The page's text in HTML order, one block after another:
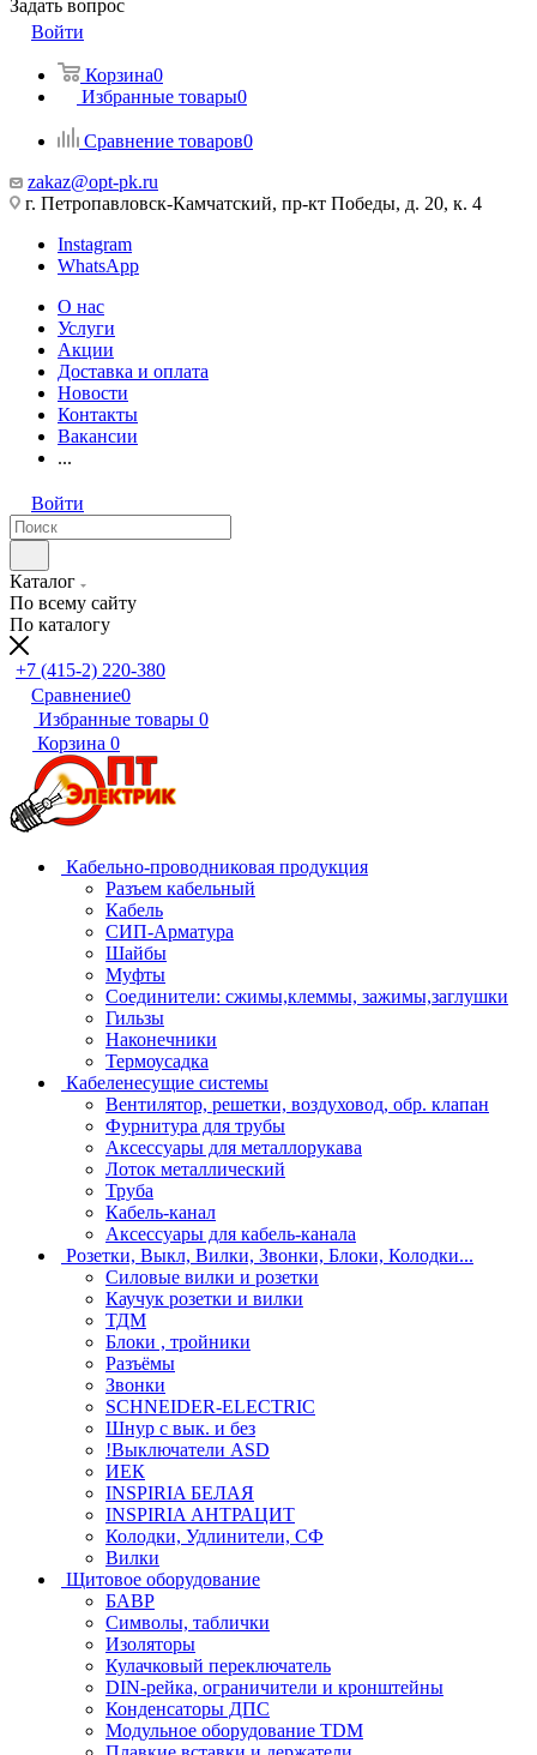
Задать вопрос
Войти
Корзина0
Избранные товары0
Сравнение товаров0
zakaz@opt-pk.ru
г. Петропавловск-Камчатский, пр-кт Победы, д. 20, к. 4
Instagram
WhatsApp
О нас
Услуги
Акции
Доставка и оплата
Новости
Контакты
Вакансии
...
Войти
Каталог
По всему сайту
По каталогу
+7 (415-2) 220-380
Сравнение0
Избранные товары 0
Корзина 0
Кабельно-проводниковая продукция
Разъем кабельный
Кабель
СИП-Арматура
Шайбы
Муфты
Соединители: сжимы,клеммы, зажимы,заглушки
Гильзы
Наконечники
Термоусадка
Кабеленесущие системы
Вентилятор, решетки, воздуховод, обр. клапан
Фурнитура для трубы
Аксессуары для металлорукава
Лоток металлический
Труба
Кабель-канал
Аксессуары для кабель-канала
Розетки, Выкл, Вилки, Звонки, Блоки, Колодки...
Силовые вилки и розетки
Каучук розетки и вилки
ТДМ
Блоки , тройники
Разъёмы
Звонки
SCHNEIDER-ELECTRIC
Шнур с вык. и без
!Выключатели ASD
ИЕК
INSPIRIA БЕЛАЯ
INSPIRIA АНТРАЦИТ
Колодки, Удлинители, СФ
Вилки
Щитовое оборудование
БАВР
Символы, таблички
Изоляторы
Кулачковый переключатель
DIN-рейка, ограничители и кронштейны
Конденсаторы ДПС
Модульное оборудование TDM